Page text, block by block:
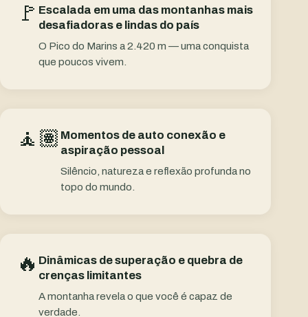
🚩 Escalada em uma das montanhas mais
desafiadoras e lindas do país
O Pico do Marins a 2.420 m — uma conquista
que poucos vivem.
🧘🏽 Momentos de auto conexão e
aspiração pessoal
Silêncio, natureza e reflexão profunda no
topo do mundo.
🔥 Dinâmicas de superação e quebra de
crenças limitantes
A montanha revela o que você é capaz de
verdade.